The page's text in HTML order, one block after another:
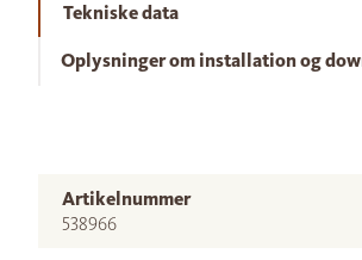
Tekniske data
Oplysninger om installation og
Artikelnummer
538966